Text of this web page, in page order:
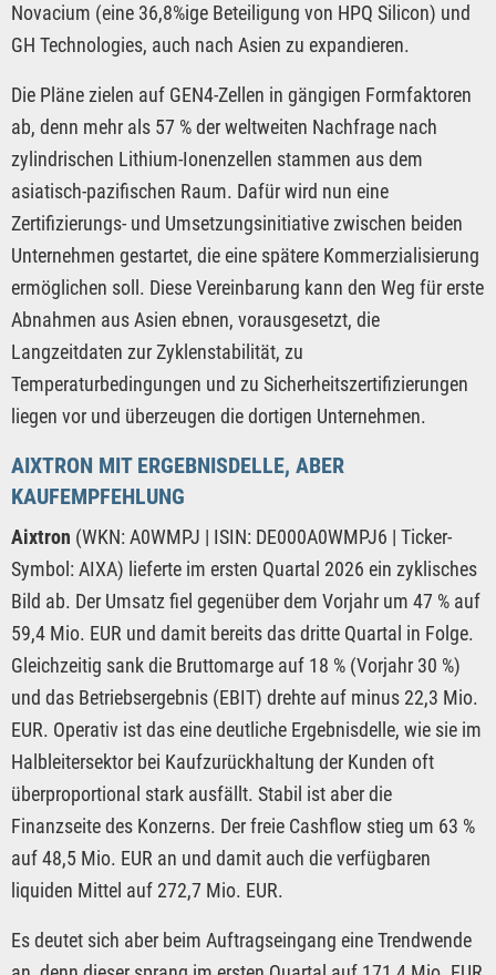
Novacium (eine 36,8%ige Beteiligung von HPQ Silicon) und
GH Technologies, auch nach Asien zu expandieren.
Die Pläne zielen auf GEN4-Zellen in gängigen Formfaktoren
ab, denn mehr als 57 % der weltweiten Nachfrage nach
zylindrischen Lithium-Ionenzellen stammen aus dem
asiatisch-pazifischen Raum. Dafür wird nun eine
Zertifizierungs- und Umsetzungsinitiative zwischen beiden
Unternehmen gestartet, die eine spätere Kommerzialisierung
ermöglichen soll. Diese Vereinbarung kann den Weg für erste
Abnahmen aus Asien ebnen, vorausgesetzt, die
Langzeitdaten zur Zyklenstabilität, zu
Temperaturbedingungen und zu Sicherheitszertifizierungen
liegen vor und überzeugen die dortigen Unternehmen.
AIXTRON MIT ERGEBNISDELLE, ABER
KAUFEMPFEHLUNG
Aixtron (WKN: A0WMPJ | ISIN: DE000A0WMPJ6 | Ticker-
Symbol: AIXA) lieferte im ersten Quartal 2026 ein zyklisches
Bild ab. Der Umsatz fiel gegenüber dem Vorjahr um 47 % auf
59,4 Mio. EUR und damit bereits das dritte Quartal in Folge.
Gleichzeitig sank die Bruttomarge auf 18 % (Vorjahr 30 %)
und das Betriebsergebnis (EBIT) drehte auf minus 22,3 Mio.
EUR. Operativ ist das eine deutliche Ergebnisdelle, wie sie im
Halbleitersektor bei Kaufzurückhaltung der Kunden oft
überproportional stark ausfällt. Stabil ist aber die
Finanzseite des Konzerns. Der freie Cashflow stieg um 63 %
auf 48,5 Mio. EUR an und damit auch die verfügbaren
liquiden Mittel auf 272,7 Mio. EUR.
Es deutet sich aber beim Auftragseingang eine Trendwende